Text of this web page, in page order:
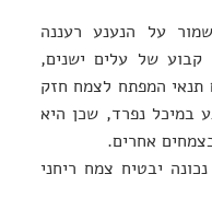
על הנענע רעננה
קבוע של עלים ישנים,
המפתח לצמח חזק
במיכל נפרד, שכן היא
אחרים.
יבטיח צמח ריחני